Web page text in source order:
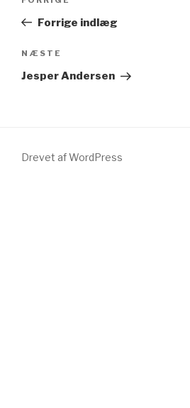
indlægForrige indlæg
Næste
indlæg
NÆSTE
Jesper Andersen
Drevet af WordPress